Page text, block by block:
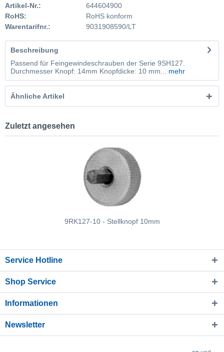
Artikel-Nr.:
644604900
RoHS:
RoHS konform
Warentarifnr.:
9031908590/LT
Beschreibung
Passend für Feingewindeschrauben der Serie 9SH127.
Durchmesser Knopf: 14mm Knopfdicke: 10 mm...
mehr
Ähnliche Artikel
Zuletzt angesehen
9RK127-10 - Stellknopf 10mm
Service Hotline
Shop Service
Informationen
Newsletter